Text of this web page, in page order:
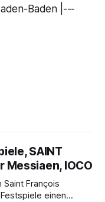
Baden |---
SAINT
Messiaen, IOCO
François
einen